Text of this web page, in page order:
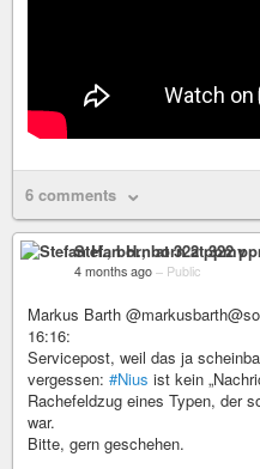
6 comments
Stefan H., born at 322
4 months ago – Public
Markus Barth
16:16:
Servicepost, weil das ja
vergessen: #Nius ist kein
Rachefeldzug eines Typen, der
war.
Bitte, gern geschehen.